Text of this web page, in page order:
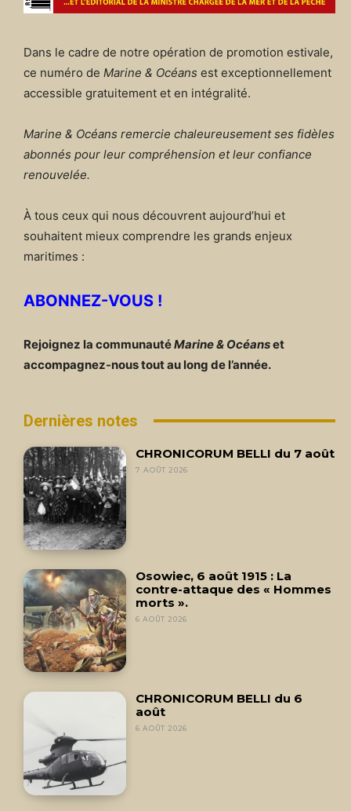
Dans le cadre de notre opération de promotion estivale,
ce numéro de Marine & Océans est exceptionnellement
accessible gratuitement et en intégralité.
Marine & Océans remercie chaleureusement ses fidèles
abonnés pour leur compréhension et leur confiance
renouvelée.
À tous ceux qui nous découvrent aujourd’hui et
souhaitent mieux comprendre les grands enjeux
maritimes :
ABONNEZ-VOUS !
Rejoignez la communautéMarine & Océanset
accompagnez-nous tout au long de l’année.
Dernières notes
CHRONICORUM BELLI du 7 août
7 AOÛT 2026
Osowiec, 6 août 1915 : La
contre-attaque des « Hommes
morts ».
6 AOÛT 2026
CHRONICORUM BELLI du 6
août
6 AOÛT 2026